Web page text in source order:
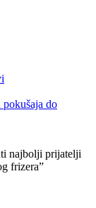
do
najbolji prijatelji
frizera”